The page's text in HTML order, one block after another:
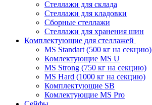
Стеллажи для склада
Стеллажи для кладовки
Сборные стеллажи
Стеллажи для хранения шин
Комплектующие для стеллажей
MS Standart (500 кг на секцию)
Комлектующие MS U
MS Strong (750 кг на секцию)
MS Hard (1000 кг на секцию)
Комплектующие SB
Комлектующие MS Pro